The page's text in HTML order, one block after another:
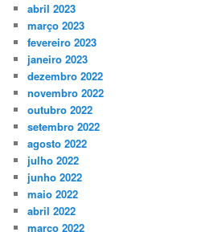
abril 2023
março 2023
fevereiro 2023
janeiro 2023
dezembro 2022
novembro 2022
outubro 2022
setembro 2022
agosto 2022
julho 2022
junho 2022
maio 2022
abril 2022
março 2022